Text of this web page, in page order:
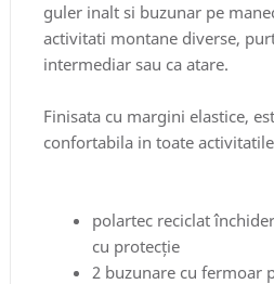
guler inalt si buzunar pe
activitati montane diverse,
intermediar sau ca atare.
Finisata cu margini elastice,
confortabila in toate
polartec reciclat
cu protecție
2 buzunare cu fermoar